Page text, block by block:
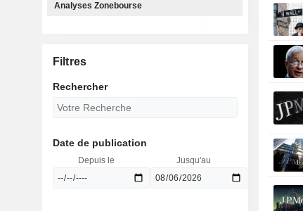
Analyses Zonebourse
Filtres
Rechercher
Date de publication
Depuis le Jusqu'au